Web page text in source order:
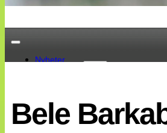
Nyheter
Landslaget
EM 2013
Internationellt
Bele